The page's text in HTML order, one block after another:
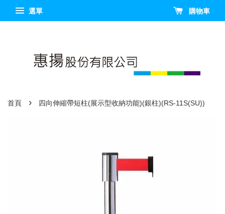
選單 購物車
首頁 › 四向伸縮帶短柱(展示型收納功能)(銀柱)(RS-11S(SU))